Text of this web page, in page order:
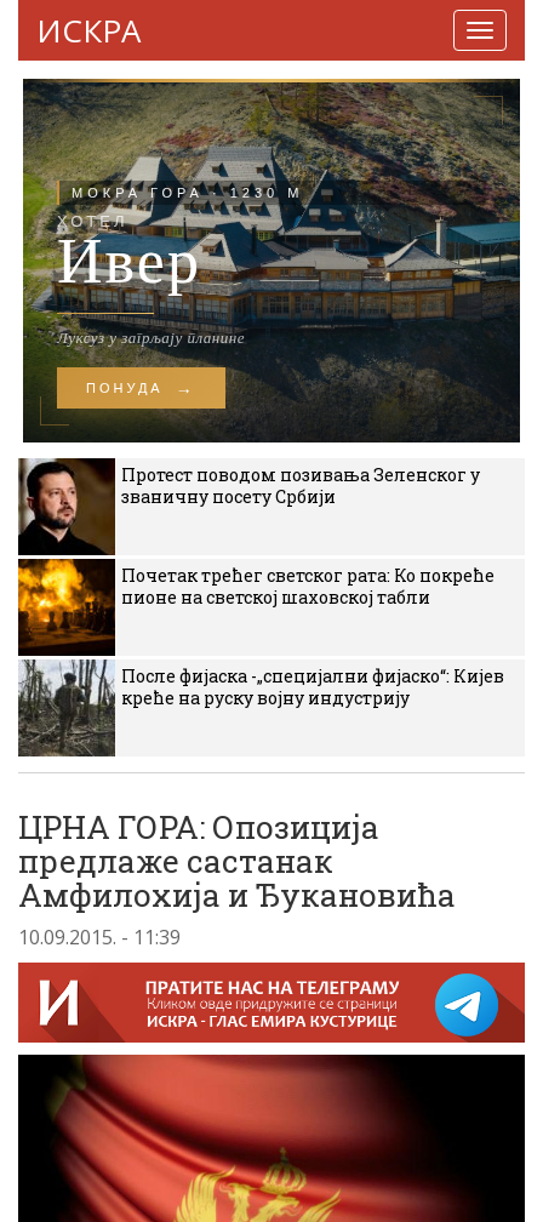
ИСКРА
Протест поводом позивања Зеленског у
званичну посету Србији
Почетак трећег светског рата: Ко покреће
пионе на светској шаховској табли
После фијаска -„специјални фијаско“: Кијев
креће на руску војну индустрију
ЦРНА ГОРА: Опозиција
предлаже састанак
Амфилохија и Ђукановића
10.09.2015. - 11:39